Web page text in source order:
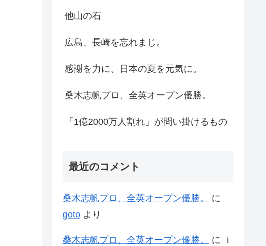
他山の石
広島、長崎を忘れまじ。
感謝を力に、日本の夏を元気に。
桑木志帆プロ、全英オープン優勝。
「1億2000万人割れ」が問い掛けるもの
最近のコメント
桑木志帆プロ、全英オープン優勝。
に
goto より
桑木志帆プロ、全英オープン優勝。 に
ｉ